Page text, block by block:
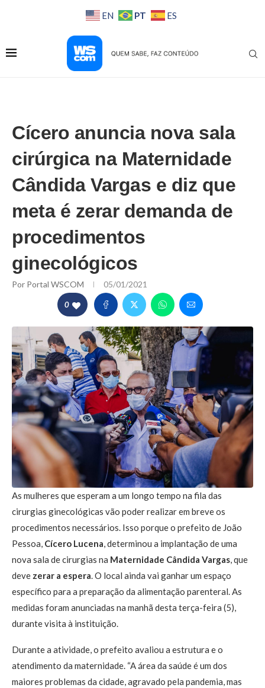
EN PT ES
Cícero anuncia nova sala
cirúrgica na Maternidade
Cândida Vargas e diz que
meta é zerar demanda de
procedimentos
ginecológicos
Por Portal WSCOM 05/01/2021
0
As mulheres que esperam a um longo tempo na fila das
cirurgias ginecológicas vão poder realizar em breve os
procedimentos necessários. Isso porque o prefeito de João
Pessoa, Cícero Lucena, determinou a implantação de uma
nova sala de cirurgias na Maternidade Cândida Vargas, que
deve zerar a espera. O local ainda vai ganhar um espaço
específico para a preparação da alimentação parenteral. As
medidas foram anunciadas na manhã desta terça-feira (5),
durante visita à instituição.
Durante a atividade, o prefeito avaliou a estrutura e o
atendimento da maternidade. “A área da saúde é um dos
maiores problemas da cidade, agravado pela pandemia, mas